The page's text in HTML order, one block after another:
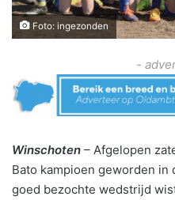
Foto: ingezonden
-
Winschoten – Afgelopen
Bato kampioen geworden
goed bezochte wedstrijd